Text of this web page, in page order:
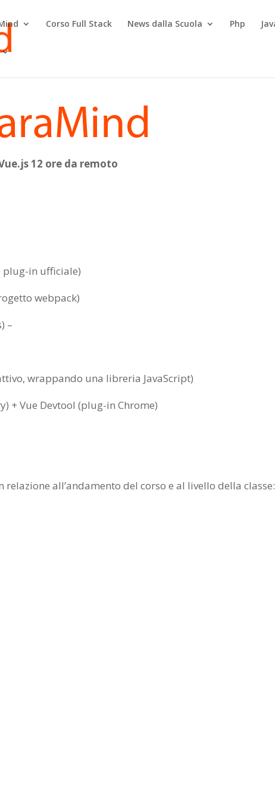
Corso Full Stack News dalla Scuola Php
12 ore da remoto
plug-in ufficiale)
webpack)
–
wrappando una libreria JavaScript)
+ Vue Devtool (plug-in Chrome)
all’andamento del corso e al livello della classe: